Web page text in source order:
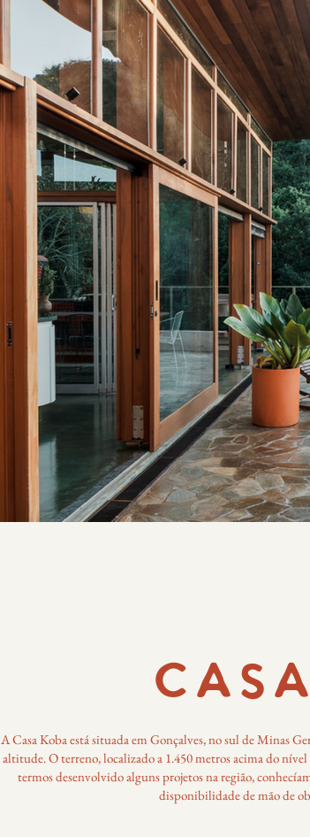
A Casa Koba está situada em Gonçalves, no sul de Minas
altitude. O terreno, localizado a 1.450 metros acima do
termos desenvolvido alguns projetos na região,
disponibilidade de mão de